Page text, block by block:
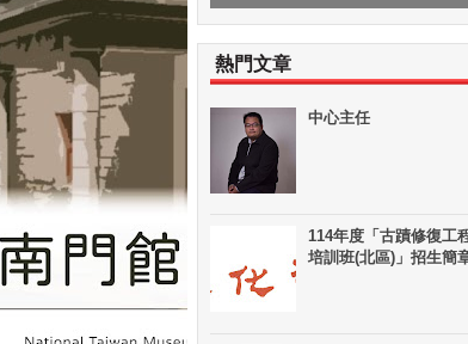
熱門文章
中心主任
114年度「古蹟修復工
培訓班(北區)」招生簡